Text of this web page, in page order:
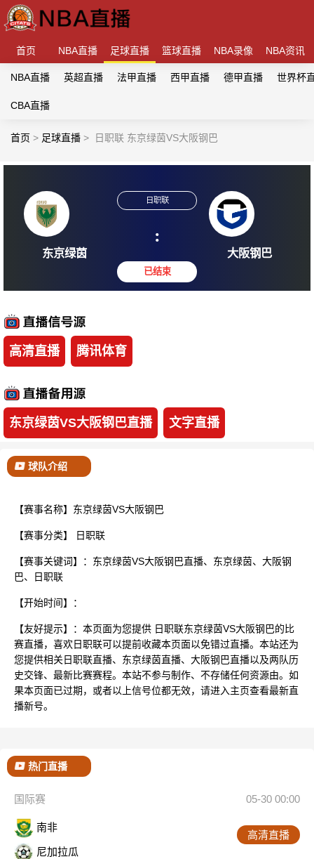
首页 NBA直播 足球直播 篮球直播 NBA录像 NBA资讯
NBA直播 英超直播 法甲直播 西甲直播 德甲直播 世界杯
CBA直播
首页 > 足球直播 > 日职联 东京绿茵VS大阪钢巴
:
高清直播 腾讯体育
东京绿茵VS大阪钢巴直播 文字直播
球队介绍
【赛事名称】东京绿茵VS大阪钢巴
【赛事分类】 日职联
【赛事关键词】：东京绿茵VS大阪钢巴直播、东京绿茵、大阪钢
巴、日职联
【开始时间】：
【友好提示】：本页面为您提供 日职联东京绿茵VS大阪钢巴的比
赛直播，喜欢日职联可以提前收藏本页面以免错过直播。本站还为
您提供相关日职联直播、东京绿茵直播、大阪钢巴直播以及两队历
史交锋、最新比赛赛程。本站不参与制作、不存储任何资源由。如
果本页面已过期，或者以上信号位都无效，请进入主页查看最新直
播新号。
热门直播
国际赛 05-30 00:00
南非
尼加拉瓜
高清直播